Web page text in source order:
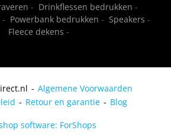
- Drinkflessen bedrukken -
- Powerbank bedrukken - Speakers -
Fleece dekens -
Algemene Voorwaarden
Retour en garantie Blog
software: ForShops